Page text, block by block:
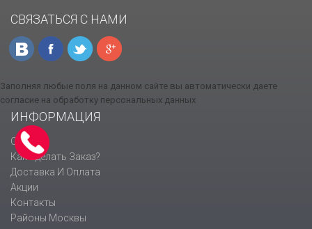
СВЯЗАТЬСЯ С НАМИ
Заполняя любые поля на данном сайте вы автоматически даете
согласие на обработку персональных данных
ИНФОРМАЦИЯ
О Нас
Как Сделать Заказ?
Доставка И Оплата
Акции
Контакты
Районы Москвы